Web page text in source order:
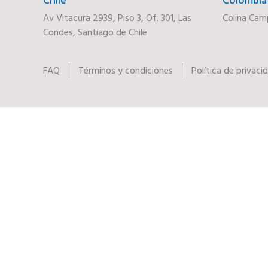
Av Vitacura 2939, Piso 3, Of. 301, Las
Condes, Santiago de Chile
Colina
FAQ Términos y condiciones Política de